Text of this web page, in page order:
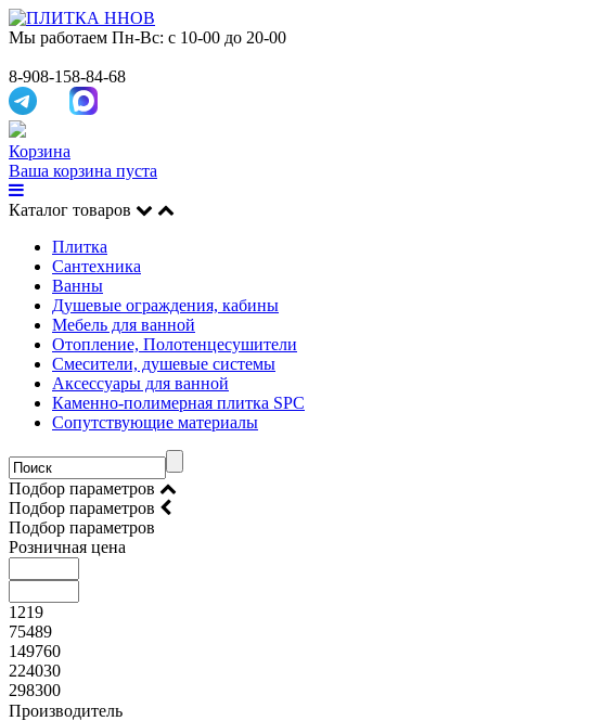
Мы работаем Пн-Вс: с 10-00 до 20-00
8-908-158-84-68
Корзина
Ваша корзина пуста
Каталог товаров
Плитка
Сантехника
Ванны
Душевые ограждения, кабины
Мебель для ванной
Отопление, Полотенцесушители
Смесители, душевые системы
Аксессуары для ванной
Каменно-полимерная плитка SPC
Сопутствующие материалы
Подбор параметров
Подбор параметров
Подбор параметров
Розничная цена
1219
75489
149760
224030
298300
Производитель